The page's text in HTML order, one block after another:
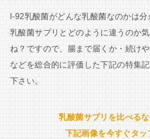
l-92乳酸菌がどんな乳酸菌なのかは
乳酸菌サプリとどのように違うのか
ね？ですので、腸まで届くか・続け
などを総合的に評価した下記の特集
下さい。
乳酸菌サプリを比べるな
下記画像を今すぐタッ